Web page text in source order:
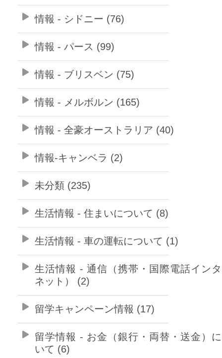
情報 - シドニー (76)
情報 - パース (99)
情報 - ブリスベン (75)
情報 - メルボルン (165)
情報 - 全豪オーストラリア (40)
情報-キャンベラ (2)
未分類 (235)
生活情報 - 住まいについて (8)
生活情報 - 車の運転について (1)
生活情報 - 通信（携帯・国際電話イン
ネット） (2)
留学キャンペーン情報 (17)
留学情報 - お金（銀行・両替・送金）
いて (6)